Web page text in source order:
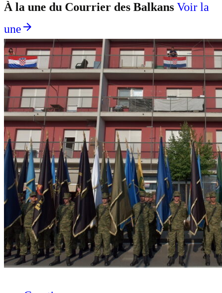
À la une du Courrier des Balkans Voir la
une